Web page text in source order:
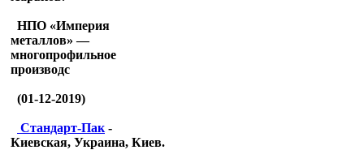
НПО «Империя
металлов» —
многопрофильное
производс
(01-12-2019)
Стандарт-Пак -
Киевская, Украина, Киев.